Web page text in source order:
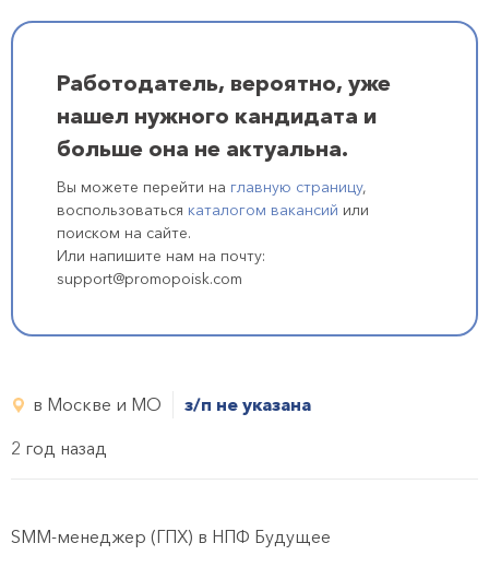
Работодатель, вероятно, уже
нашел нужного кандидата и
больше она не актуальна.
Вы можете перейти на главную страницу,
воспользоваться каталогом вакансий или
поиском на сайте.
Или напишите нам на почту:
support@promopoisk.com
в Москве и МО
з/п не указана
2 год назад
SMM-менеджер (ГПХ) в НПФ Будущее